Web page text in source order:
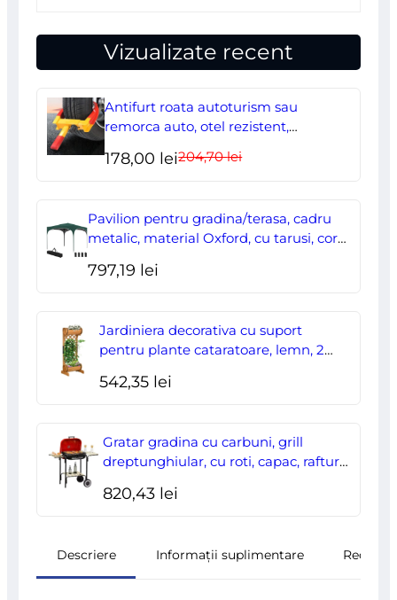
Vizualizate recent
Antifurt roata autoturism sau
remorca auto, otel rezistent,
204,70leiPrețul
a
fost:
178,00 lei
Prețul
este:
178,00 lei.
Pavilion pentru gradina/terasa, cadru
metalic, material Oxford, cu tarusi, corzi
2.95×2.95×2.55 m
797,19 lei
Jardiniera decorativa cu suport
pentru plante cataratoare, lemn, 2
542,35 lei
Gratar gradina cu carbuni, grill
dreptunghiular, cu roti, capac, rafturi,
820,43 lei
Descriere Informații suplimentare